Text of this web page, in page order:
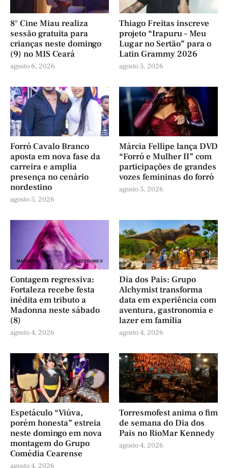
8° Cine Miau realiza
sessão gratuita para
crianças neste domingo
(9) no MIS Ceará
agosto 6, 2026
Thiago Freitas inscreve
projeto “Irapuru – Meu
Lugar no Sertão” para o
Latin Grammy 2026
agosto 5, 2026
Forró Cavalo Branco
aposta em nova fase da
carreira e amplia
presença no cenário
nordestino
agosto 5, 2026
Márcia Fellipe lança DVD
“Forró e Mulher II” com
participações de grandes
vozes femininas do forró
agosto 5, 2026
Contagem regressiva:
Fortaleza recebe festa
inédita em tributo a
Madonna neste sábado
(8)
agosto 4, 2026
Dia dos Pais: Grupo
Alchymist transforma
data em experiência com
aventura, gastronomia e
lazer em família
agosto 4, 2026
Espetáculo “Viúva,
porém honesta” estreia
neste domingo em nova
montagem do Grupo
Comédia Cearense
agosto 4, 2026
Torresmofest anima o fim
de semana do Dia dos
Pais no RioMar Kennedy
agosto 4, 2026